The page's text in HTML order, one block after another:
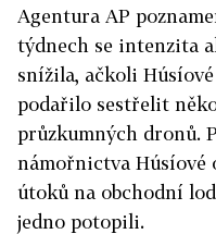
Agentura AP
týdnech se intenzita
snížila, ačkoli
podařilo sestřelit
průzkumných dronů.
námořnictva Húsíové
útoků na obchodní
jedno potopili.